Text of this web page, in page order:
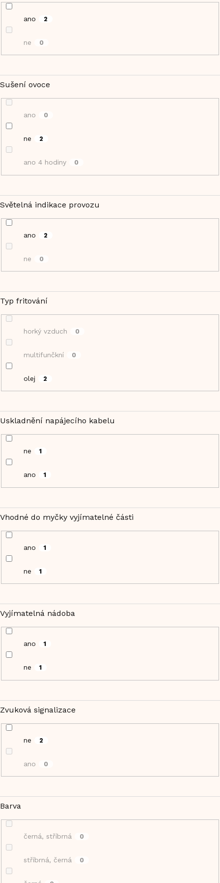
ano 2
ne 0
Sušení ovoce
ano 0
ne 2
ano 4 hodiny 0
Světelná indikace provozu
ano 2
ne 0
Typ fritování
horký vzduch 0
multifunčkní 0
olej 2
Uskladnění napájecího kabelu
ne 1
ano 1
Vhodné do myčky vyjímatelné části
ano 1
ne 1
Vyjímatelná nádoba
ano 1
ne 1
Zvuková signalizace
ne 2
ano 0
Barva
černá, stříbrná 0
stříbrná, černá 0